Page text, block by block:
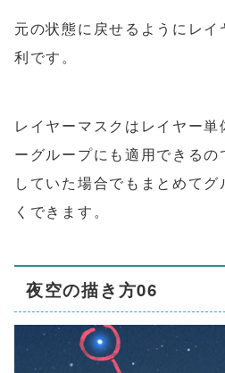
元の状態に戻せるようにレ
利です。
レイヤーマスクはレイヤー
ーグループにも適用できる
していた場合でもまとめて
くできます。
夜空の描き方06